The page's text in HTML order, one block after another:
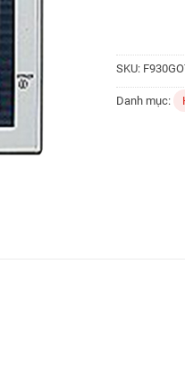
SKU:
Danh mục: